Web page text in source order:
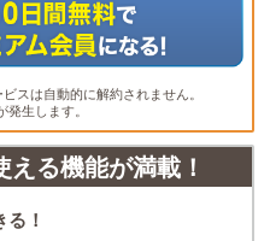
スは自動的に解約されません。
生します。
る機能が満載！
！